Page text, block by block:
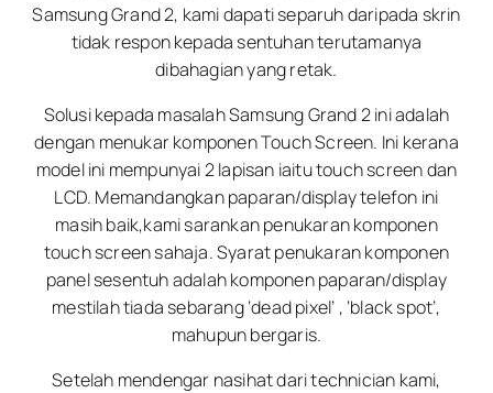
Samsung Grand 2, kami dapati separuh daripada skrin
tidak respon kepada sentuhan terutamanya
dibahagian yang retak.
Solusi kepada masalah Samsung Grand 2 ini adalah
dengan menukar komponen Touch Screen. Ini kerana
model ini mempunyai 2 lapisan iaitu touch screen dan
LCD. Memandangkan paparan/display telefon ini
masih baik,kami sarankan penukaran komponen
touch screen sahaja. Syarat penukaran komponen
panel sesentuh adalah komponen paparan/display
mestilah tiada sebarang ‘dead pixel’ , ‘black spot’,
mahupun bergaris.
Setelah mendengar nasihat dari technician kami,